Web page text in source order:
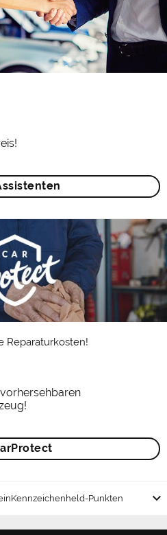
Reparaturkosten!
Punkten keyboard_arrow_down